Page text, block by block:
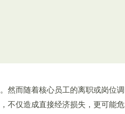
而随着核心员工的离职或岗位调
不仅造成直接经济损失，更可能危